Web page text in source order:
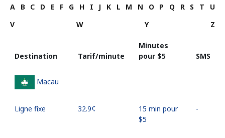
A B C D E F G H I J K L M N O P Q R S T
U
V
W Y Z
Destination Tarif/minute
Minutes
pour ⁦$5⁩
SMS
Macau
Ligne fixe ⁦32.9¢⁩
15 min pour
⁦$5⁩
-